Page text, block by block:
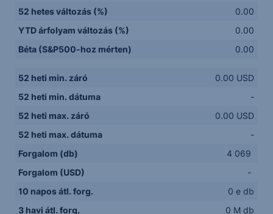
52 hetes változás (%)
0.00
YTD árfolyam változás (%)
0.00
Béta (S&P500-hoz mérten)
0.00
52 heti min. záró
0.00 USD
52 heti min. dátuma
-
52 heti max. záró
0.00 USD
52 heti max. dátuma
-
Forgalom (db)
4 069
Forgalom (USD)
-
10 napos átl. forg.
0 e db
3 havi átl. forg.
0 M db